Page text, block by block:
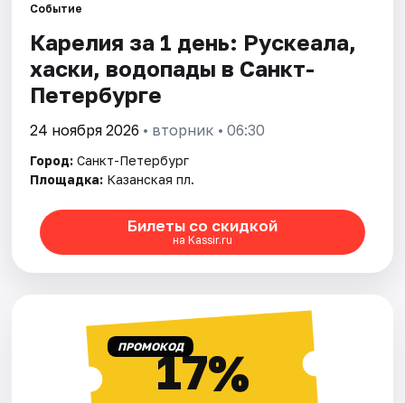
Событие
Карелия за 1 день: Рускеала,
хаски, водопады в Санкт-
Петербурге
24 ноября 2026 • вторник • 06:30
Город: Санкт-Петербург
Площадка: Казанская пл.
Билеты со скидкой
на Kassir.ru
ПРОМОКОД17%